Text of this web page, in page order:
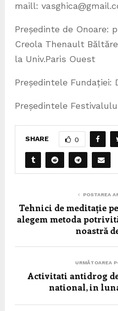
maill:
Președinte de Onoare:
Creola Thenault
la Univ.Paris Ouest
Președintele Fundației:
Președintele
SHARE 0
POSTAREA
Tehnici de meditație
alegem metoda
noastră
URMĂTOAREA
Activitati antidrog
national, in